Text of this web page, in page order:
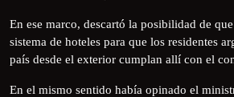
En ese marco, descartó la posibilidad de
sistema de hoteles para que los residentes
país desde el exterior cumplan allí con el
En el mismo sentido había opinado el